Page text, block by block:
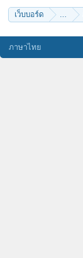
เว็บบอร์ด ...
ภาษาไทย